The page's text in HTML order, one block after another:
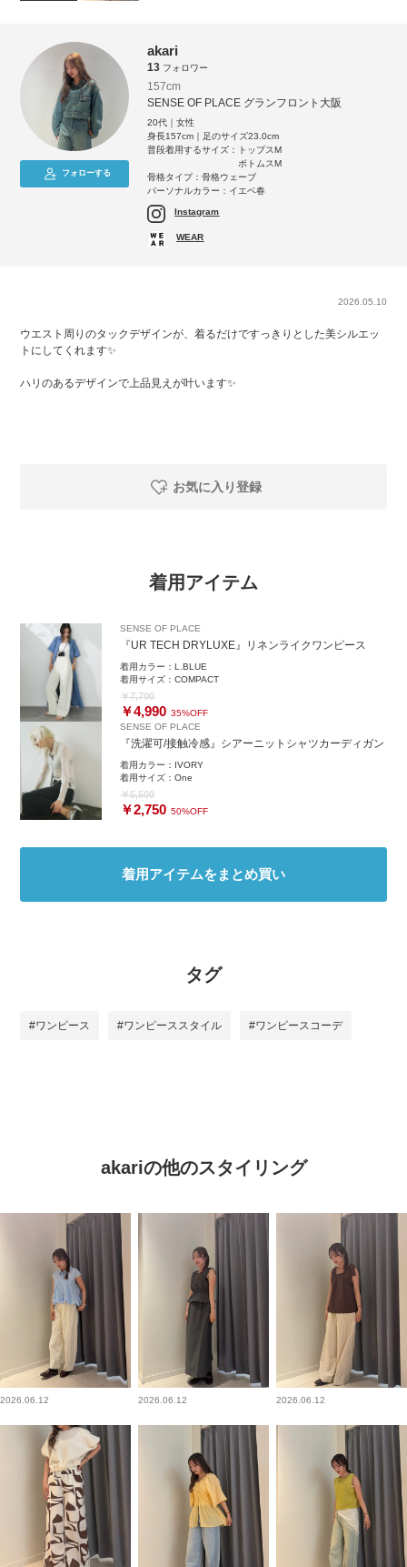
フォローする
akari
13 フォロワー
157cm
SENSE OF PLACE グランフロント大阪
20代｜女性
身長157cm｜足のサイズ23.0cm
普段着用するサイズ：
トップスM
ボトムスM
骨格タイプ：骨格ウェーブ
パーソナルカラー：イエベ春
Instagram
WEAR
2026.05.10
ウエスト周りのタックデザインが、着るだけですっきりとした美シルエッ
トにしてくれます✨
ハリのあるデザインで上品見えが叶います✨
お気に入り登録
着用アイテム
SENSE OF PLACE
『UR TECH DRYLUXE』リネンライクワンピース
着用カラー：L.BLUE
着用サイズ：COMPACT
￥7,700
￥4,990 35%OFF
SENSE OF PLACE
『洗濯可/接触冷感』シアーニットシャツカーディガン
着用カラー： IVORY
着用サイズ：One
￥5,500
￥2,750 50%OFF
着用アイテムをまとめ買い
タグ
#ワンピース #ワンピーススタイル #ワンピースコーデ
akariの他のスタイリング
2026.06.12 2026.06.12 2026.06.12